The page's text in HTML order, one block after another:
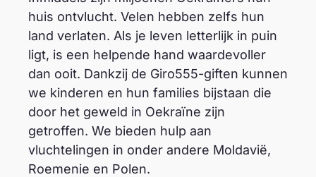
huis ontvlucht. Velen hebben zelfs hun
land verlaten. Als je leven letterlijk in puin
ligt, is een helpende hand waardevoller
dan ooit. Dankzij de Giro555-giften kunnen
we kinderen en hun families bijstaan die
door het geweld in Oekraïne zijn
getroffen. We bieden hulp aan
vluchtelingen in onder andere Moldavië,
Roemenie en Polen.